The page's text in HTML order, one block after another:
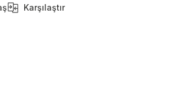
Karşılaştır